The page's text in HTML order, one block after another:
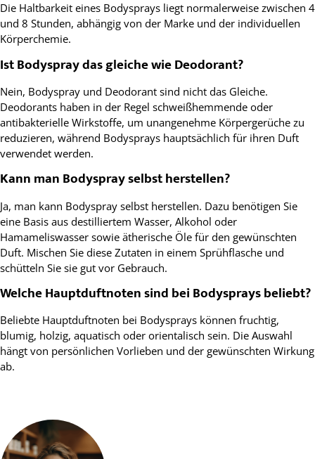
Die Haltbarkeit eines Bodysprays liegt normalerweise zwischen 4
und 8 Stunden, abhängig von der Marke und der individuellen
Körperchemie.
Ist Bodyspray das gleiche wie Deodorant?
Nein, Bodyspray und Deodorant sind nicht das Gleiche.
Deodorants haben in der Regel schweißhemmende oder
antibakterielle Wirkstoffe, um unangenehme Körpergerüche zu
reduzieren, während Bodysprays hauptsächlich für ihren Duft
verwendet werden.
Kann man Bodyspray selbst herstellen?
Ja, man kann Bodyspray selbst herstellen. Dazu benötigen Sie
eine Basis aus destilliertem Wasser, Alkohol oder
Hamameliswasser sowie ätherische Öle für den gewünschten
Duft. Mischen Sie diese Zutaten in einem Sprühflasche und
schütteln Sie sie gut vor Gebrauch.
Welche Hauptduftnoten sind bei Bodysprays beliebt?
Beliebte Hauptduftnoten bei Bodysprays können fruchtig,
blumig, holzig, aquatisch oder orientalisch sein. Die Auswahl
hängt von persönlichen Vorlieben und der gewünschten Wirkung
ab.